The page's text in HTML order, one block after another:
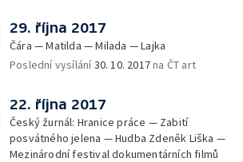
29. října 2017
Čára — Matilda — Milada — Lajka
Poslední vysílání30. 10. 2017na ČT art
22. října 2017
Český žurnál: Hranice práce — Zabití
posvátného jelena — Hudba Zdeněk Liška —
Mezinárodní festival dokumentárních filmů